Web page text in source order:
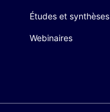
Études et synthèses
Webinaires